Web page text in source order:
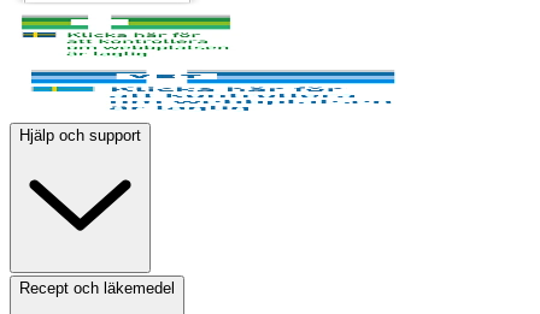
Hjälp och support
Recept och läkemedel